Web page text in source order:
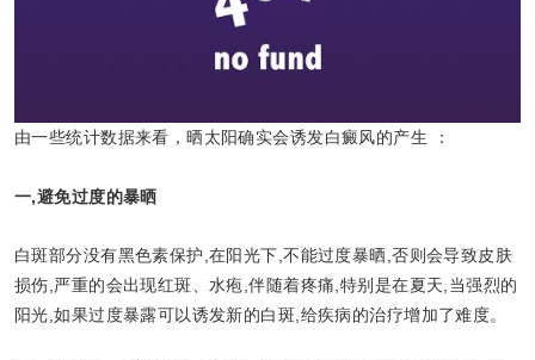
由一些统计数据来看，晒太阳确实会诱发白癜风的产生 ：
一,避免过度的暴晒
白斑部分没有黑色素保护,在阳光下,不能过度暴晒,否则会导致皮肤
损伤,严重的会出现红斑、水疱,伴随着疼痛,特别是在夏天,当强烈的
阳光,如果过度暴露可以诱发新的白斑,给疾病的治疗增加了难度。